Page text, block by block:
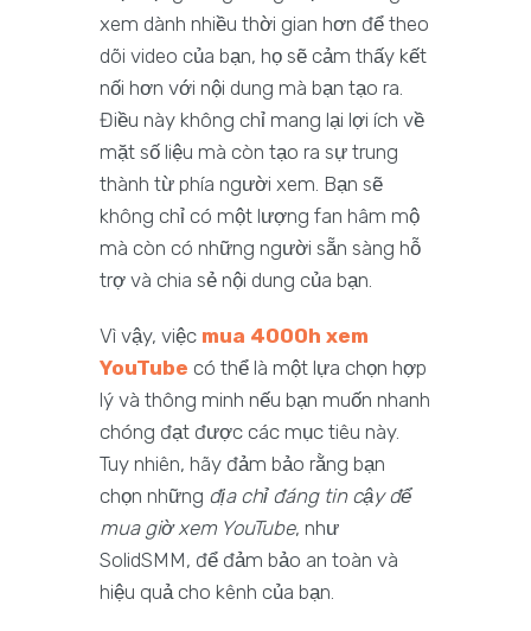
xem dành nhiều thời gian hơn để theo
dõi video của bạn, họ sẽ cảm thấy kết
nối hơn với nội dung mà bạn tạo ra.
Điều này không chỉ mang lại lợi ích về
mặt số liệu mà còn tạo ra sự trung
thành từ phía người xem. Bạn sẽ
không chỉ có một lượng fan hâm mộ
mà còn có những người sẵn sàng hỗ
trợ và chia sẻ nội dung của bạn.
Vì vậy, việc mua 4000h xem
YouTube có thể là một lựa chọn hợp
lý và thông minh nếu bạn muốn nhanh
chóng đạt được các mục tiêu này.
Tuy nhiên, hãy đảm bảo rằng bạn
chọn những địa chỉ đáng tin cậy để
mua giờ xem YouTube, như
SolidSMM, để đảm bảo an toàn và
hiệu quả cho kênh của bạn.